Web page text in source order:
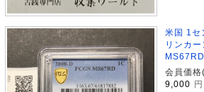
米国 1セ
リンカ
MS67RD
会員価格
9,000 円